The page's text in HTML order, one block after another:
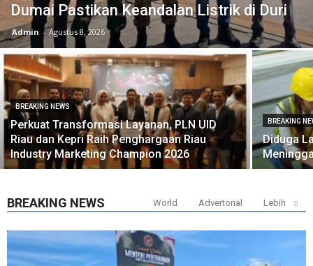
Dumai Pastikan Keandalan Listrik di Duri
Admin - Agustus 8, 2026
BREAKING NEWS
Perkuat Transformasi Layanan, PLN UID
Riau dan Kepri Raih Penghargaan Riau
Industry Marketing Champion 2026
BREAKING
Diduga
BREAKING NEWS World Advertorial Lebih